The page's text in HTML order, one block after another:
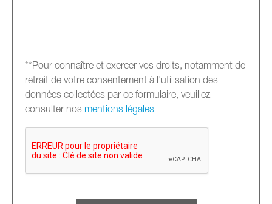
**Pour connaître et exercer vos droits, notamment de
retrait de votre consentement à l'utilisation des
données collectées par ce formulaire, veuillez
consulter nos mentions légales